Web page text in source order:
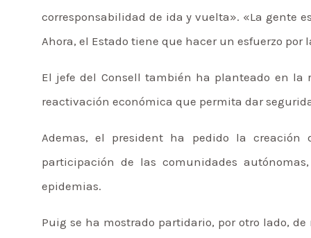
corresponsabilidad de ida y vuelta». «La gente
Ahora, el Estado tiene que hacer un esfuerzo por
El jefe del Consell también ha planteado en
reactivación económica que permita dar
Ademas, el president ha pedido la
participación de las comunidades
epidemias.
Puig se ha mostrado partidario, por otro lado,